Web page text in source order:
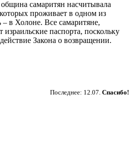
самаритян насчитывала
проживает в одном из
в Холоне. Все самаритяне,
паспорта, поскольку
Закона о возвращении.
Последнее: 12.07. Спасибо!